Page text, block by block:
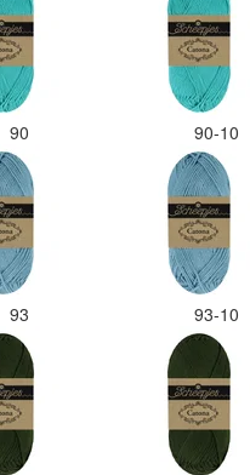
90 90-10
93 93-10